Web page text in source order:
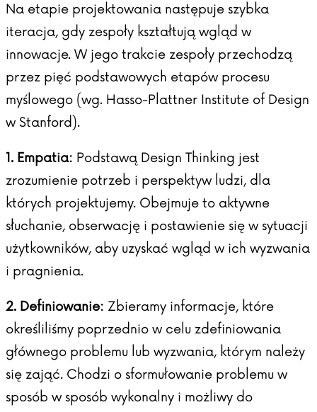
Na etapie projektowania następuje szybka
iteracja, gdy zespoły kształtują wgląd w
innowacje. W jego trakcie zespoły przechodzą
przez pięć podstawowych etapów procesu
myślowego (wg. Hasso-Plattner Institute of Design
w Stanford ).
1. Empatia: Podstawą Design Thinking jest
zrozumienie potrzeb i perspektyw ludzi, dla
których projektujemy. Obejmuje to aktywne
słuchanie, obserwację i postawienie się w sytuacji
użytkowników, aby uzyskać wgląd w ich wyzwania
i pragnienia.
2. Definiowanie: Zbieramy informacje, które
określiliśmy poprzednio w celu zdefiniowania
głównego problemu lub wyzwania, którym należy
się zająć. Chodzi o sformułowanie problemu w
sposób w sposób wykonalny i możliwy do